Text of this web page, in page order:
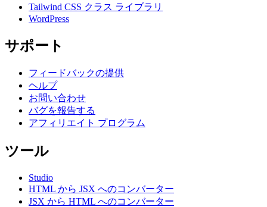
Tailwind CSS クラス ライブラリ
WordPress
サポート
フィードバックの提供
ヘルプ
お問い合わせ
バグを報告する
アフィリエイト プログラム
ツール
Studio
HTML から JSX へのコンバーター
JSX から HTML へのコンバーター